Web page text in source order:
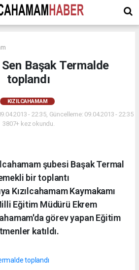
Başak Termalde
toplandı
KIZILCAHAMAM
- 22:35, Güncelleme: 09.04.2013 - 22:35
3807+ kez okundu.
şubesi Başak Termal
bir toplantı
Kızılcahamam Kaymakamı
Eğitim Müdürü Ekrem
görev yapan Eğitim
katıldı.